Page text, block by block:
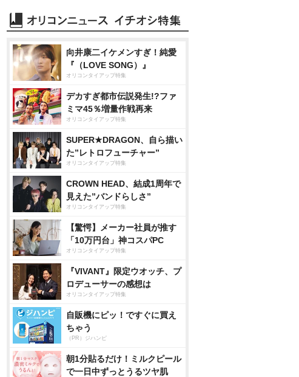
向井康二イケメンすぎ！純愛
『（LOVE SONG）』
オリコンタイアップ特集
デカすぎ都市伝説発生!?ファ
ミマ45％増量作戦再来
オリコンタイアップ特集
SUPER★DRAGON、自ら描い
た”レトロフューチャー”
オリコンタイアップ特集
CROWN HEAD、結成1周年で
見えた”バンドらしさ”
オリコンタイアップ特集
【驚愕】メーカー社員が推す
「10万円台」神コスパPC
オリコンタイアップ特集
『VIVANT』限定ウオッチ、プ
ロデューサーの感想は
オリコンタイアップ特集
自販機にピッ！ですぐに買え
ちゃう
（PR）ジハンピ
朝1分貼るだけ！ミルクピール
で一日中ずっとうるツヤ肌